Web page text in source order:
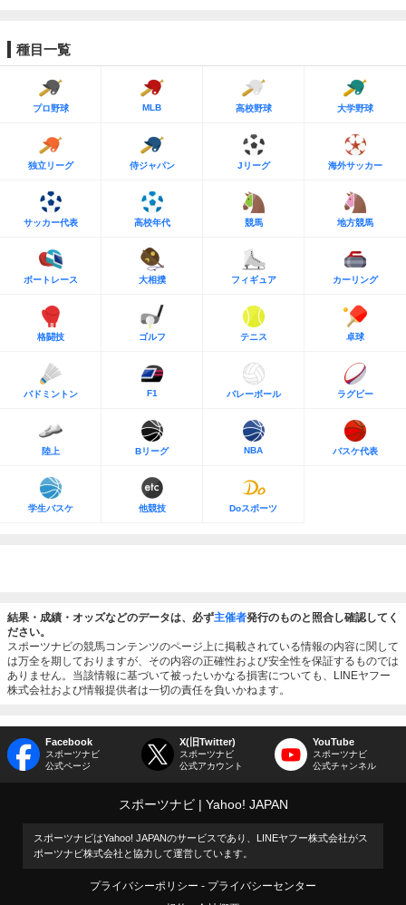
種目一覧
プロ野球 MLB 高校野球 大学野球
独立リーグ 侍ジャパン Jリーグ 海外サッカー
サッカー代表 高校年代 競馬 地方競馬
ボートレース 大相撲 フィギュア カーリング
格闘技 ゴルフ テニス 卓球
バドミントン F1 バレーボール ラグビー
陸上 Bリーグ NBA バスケ代表
学生バスケ 他競技 Doスポーツ
結果・成績・オッズなどのデータは、必ず主催者発行のものと照合し確認してく
ださい。
スポーツナビの競馬コンテンツのページ上に掲載されている情報の内容に関して
は万全を期しておりますが、その内容の正確性および安全性を保証するものでは
ありません。当該情報に基づいて被ったいかなる損害についても、LINEヤフー
株式会社および情報提供者は一切の責任を負いかねます。
Facebook
スポーツナビ
公式ページ
X(旧Twitter)
スポーツナビ
公式アカウント
YouTube
スポーツナビ
公式チャンネル
スポーツナビ Yahoo! JAPAN
スポーツナビはYahoo! JAPANのサービスであり、LINEヤフー株式会社がス
ポーツナビ株式会社と協力して運営しています。
プライバシーポリシー
プライバシーセンター